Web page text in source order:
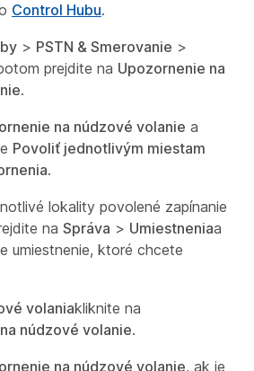
Control Hubu.
> PSTN & Smerovanie >
prejdite na Upozornenie na
.
na núdzové volanie a
Povoliť jednotlivým miestam
.
lokality povolené zapínanie
na Správa > Umiestneniaa
umiestnenie, ktoré chcete
volaniakliknite na
núdzové volanie.
na núdzové volanie, ak je